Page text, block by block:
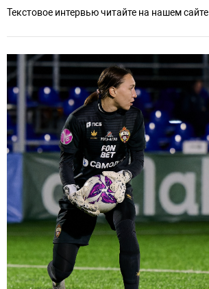
Текстовое интервью читайте на нашем сайте